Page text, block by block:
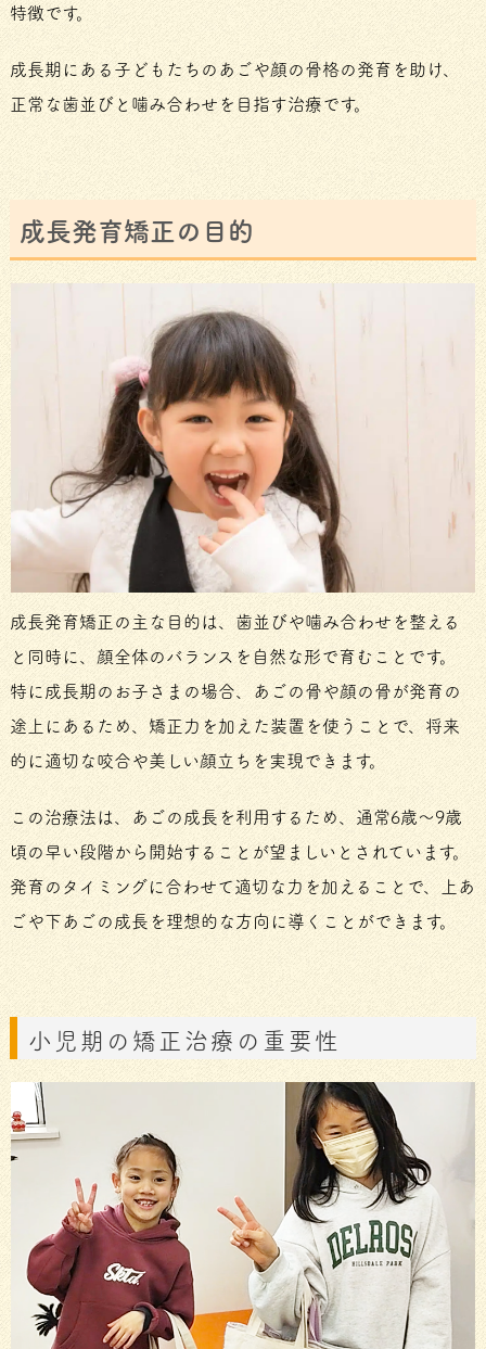
特徴です。
成長期にある子どもたちのあごや顔の骨格の発育を助け、
正常な歯並びと噛み合わせを目指す治療です。
成長発育矯正の目的
成長発育矯正の主な目的は、歯並びや噛み合わせを整える
と同時に、顔全体のバランスを自然な形で育むことです。
特に成長期のお子さまの場合、あごの骨や顔の骨が発育の
途上にあるため、矯正力を加えた装置を使うことで、将来
的に適切な咬合や美しい顔立ちを実現できます。
この治療法は、あごの成長を利用するため、通常6歳〜9歳
頃の早い段階から開始することが望ましいとされています。
発育のタイミングに合わせて適切な力を加えることで、上あ
ごや下あごの成長を理想的な方向に導くことができます。
小児期の矯正治療の重要性